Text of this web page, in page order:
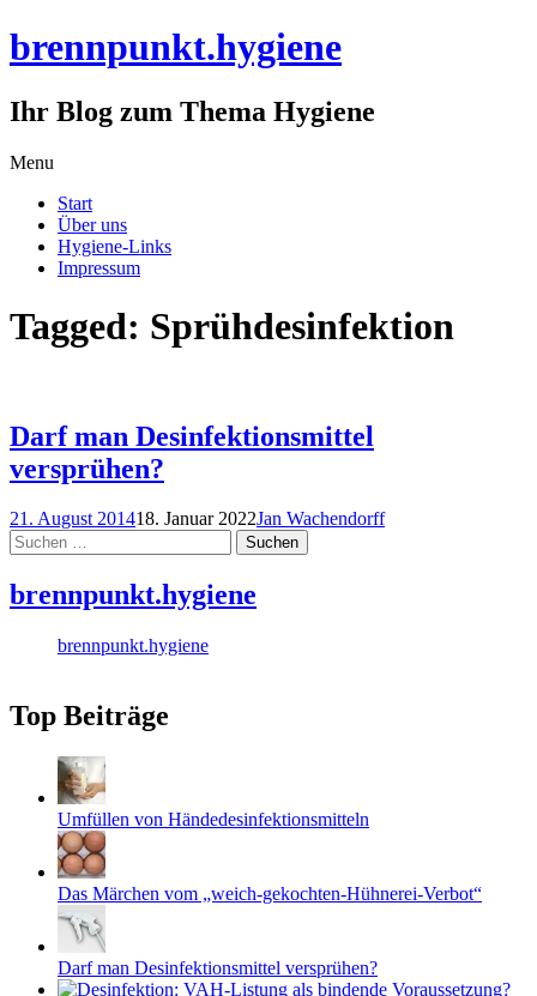
brennpunkt.hygiene
Ihr Blog zum Thema Hygiene
Menu
content
Start
Über uns
Hygiene-Links
Impressum
Tagged: Sprühdesinfektion
Darf man Desinfektionsmittel
versprühen?
21. August 201418. Januar 2022Jan Wachendorff
Suchen
nach:
brennpunkt.hygiene
brennpunkt.hygiene
Top Beiträge
Umfüllen von Händedesinfektionsmitteln
Das Märchen vom „weich-gekochten-Hühnerei-Verbot“
Darf man Desinfektionsmittel versprühen?